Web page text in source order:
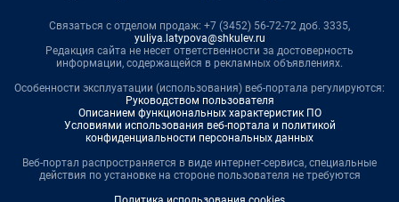
Связаться с отделом продаж: +7 (3452) 56-72-72 доб. 3335,
yuliya.latypova@shkulev.ru
Редакция сайта не несет ответственности за достоверность
информации, содержащейся в рекламных объявлениях.
Особенности эксплуатации (использования) веб-портала регулируются:
Руководством пользователя
Описанием функциональных характеристик ПО
Условиями использования веб-портала и политикой
конфиденциальности персональных данных
Веб-портал распространяется в виде интернет-сервиса, специальные
действия по установке на стороне пользователя не требуются